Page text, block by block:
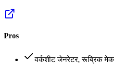
Pros
वर्कशीट जेनरेटर, रूब्रिक